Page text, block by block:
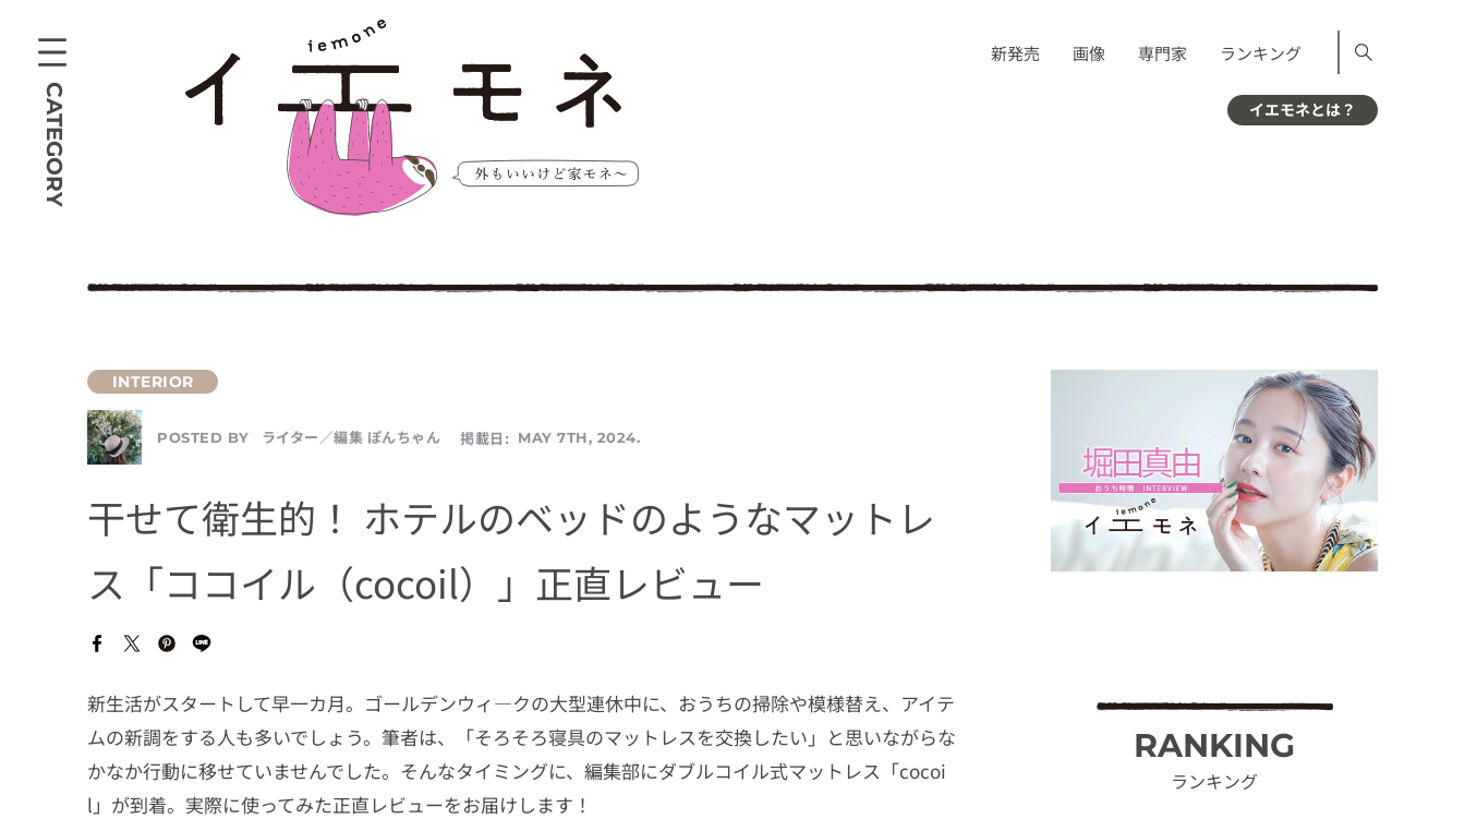
CATEGORY
新発売 画像 専門家 ランキング
イエモネとは？
POSTED BY ライター／編集 ぽんちゃん 掲載日: MAY 7TH, 2024.
干せて衛生的！ ホテルのベッドのようなマットレ
ス「ココイル（cocoil）」正直レビュー
新生活がスタートして早一カ月。ゴールデンウィ―クの大型連休中に、おうちの掃除や模様替え、アイテ
ムの新調をする人も多いでしょう。筆者は、「そろそろ寝具のマットレスを交換したい」と思いながらな
かなか行動に移せていませんでした。そんなタイミングに、編集部にダブルコイル式マットレス「cocoi
l」が到着。実際に使ってみた正直レビューをお届けします！
RANKING
ランキング